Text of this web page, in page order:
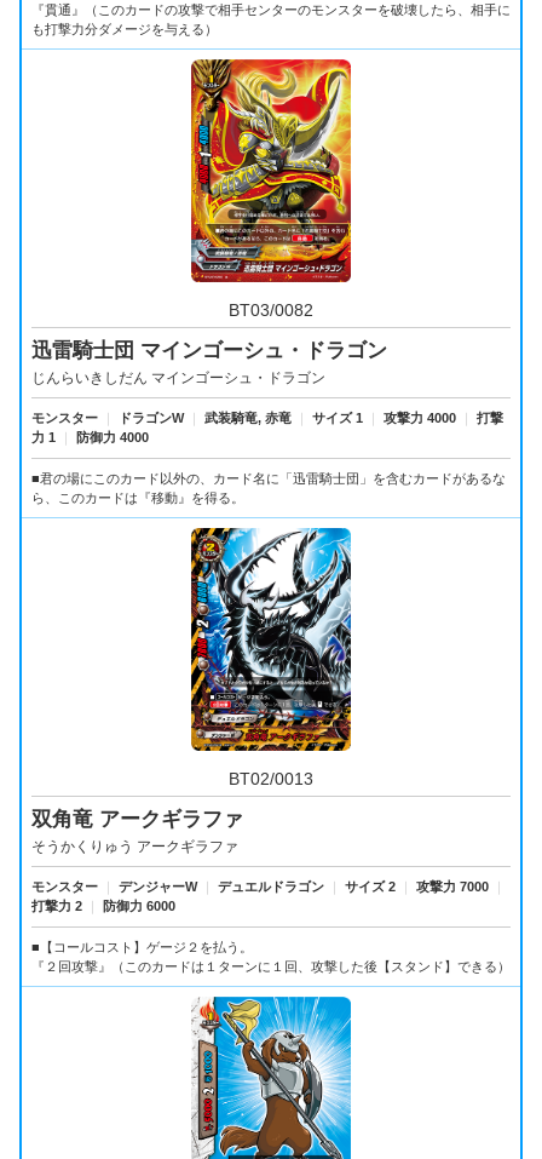
『貫通』（このカードの攻撃で相手センターのモンスターを破壊したら、相手に
も打撃力分ダメージを与える）
BT03/0082
迅雷騎士団 マインゴーシュ・ドラゴン
じんらいきしだん マインゴーシュ・ドラゴン
モンスター ドラゴンW 武装騎竜, 赤竜 サイズ 1 攻撃力 4000
打撃
力 1
防御力 4000
■君の場にこのカード以外の、カード名に「迅雷騎士団」を含むカードがあるな
ら、このカードは『移動』を得る。
BT02/0013
双角竜 アークギラファ
そうかくりゅう アークギラファ
モンスター デンジャーW デュエルドラゴン サイズ 2 攻撃力 7000
打撃力 2
防御力 6000
■【コールコスト】ゲージ２を払う。
『２回攻撃』（このカードは１ターンに１回、攻撃した後【スタンド】できる）